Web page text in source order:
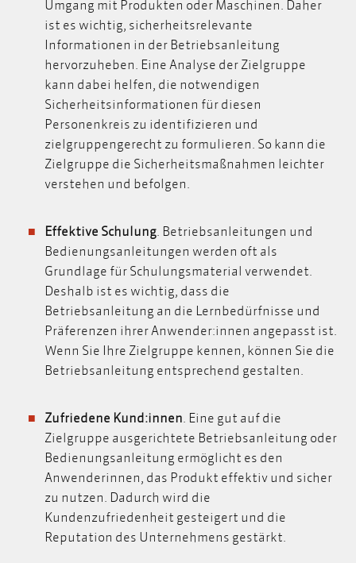
Umgang mit Produkten oder Maschinen. Daher
ist es wichtig, sicherheitsrelevante
Informationen in der Betriebsanleitung
hervorzuheben. Eine Analyse der Zielgruppe
kann dabei helfen, die notwendigen
Sicherheitsinformationen für diesen
Personenkreis zu identifizieren und
zielgruppengerecht zu formulieren. So kann die
Zielgruppe die Sicherheitsmaßnahmen leichter
verstehen und befolgen.
Effektive Schulung . Betriebsanleitungen und
Bedienungsanleitungen werden oft als
Grundlage für Schulungsmaterial verwendet.
Deshalb ist es wichtig, dass die
Betriebsanleitung an die Lernbedürfnisse und
Präferenzen ihrer Anwender:innen angepasst ist.
Wenn Sie Ihre Zielgruppe kennen, können Sie die
Betriebsanleitung entsprechend gestalten.
Zufriedene Kund:innen . Eine gut auf die
Zielgruppe ausgerichtete Betriebsanleitung oder
Bedienungsanleitung ermöglicht es den
Anwenderinnen, das Produkt effektiv und sicher
zu nutzen. Dadurch wird die
Kundenzufriedenheit gesteigert und die
Reputation des Unternehmens gestärkt.